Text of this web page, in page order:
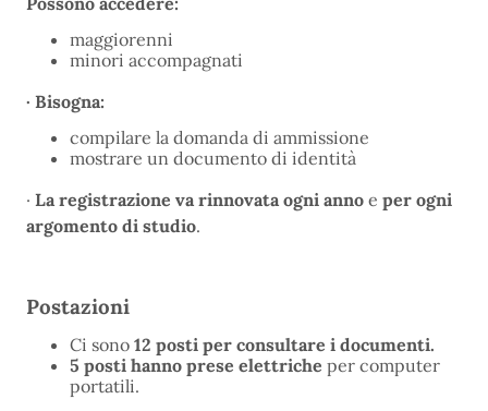
maggiorenni
minori accompagnati
· Bisogna:
compilare la domanda di ammissione
mostrare un documento di identità
· La registrazione va rinnovata ogni anno e per ogni
argomento di studio.
Postazioni
Ci sono 12 posti per consultare i documenti.
5 posti hanno prese elettriche per computer
portatili.